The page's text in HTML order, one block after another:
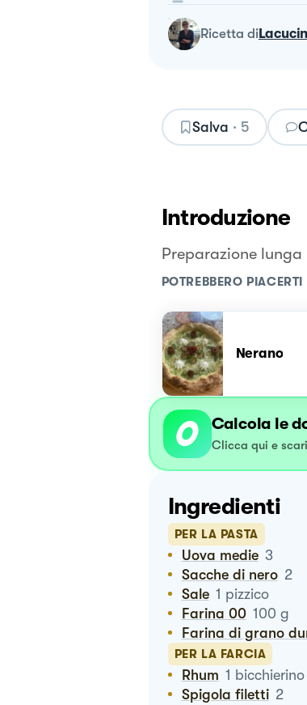
ricetta di
Salva · 5
Introduzione
Preparazione lunga
POTREBBERO
Nerano
Calcola le
Clicca qui e
Ingredienti
PER LA PASTA
Uova medie 3
Sacche di nero 2
Sale 1 pizzico
Farina 00 100 g
Farina di grano
PER LA FARCIA
Rhum 1 bicchierino
Spigola filetti 2